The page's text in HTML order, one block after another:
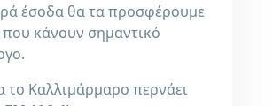
έσοδα θα τα προσφέρουμε
κάνουν σημαντικό
το Καλλιμάρμαρο περνάει